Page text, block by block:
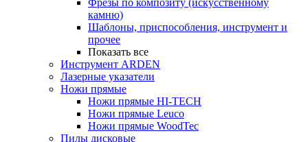
Фрезы по композиту (искусственному
камню)
Шаблоны, приспособления, инструмент и
прочее
Показать все
Инструмент ARDEN
Лазерные указатели
Ножи прямые
Ножи прямые HI-TECH
Ножи прямые Leuco
Ножи прямые WoodTec
Пилы дисковые